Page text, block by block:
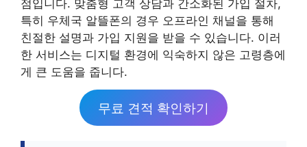
점입니다. 맞춤형 고객 상담과 간소화된 가입 절차,
특히 우체국 알뜰폰의 경우 오프라인 채널을 통해
친절한 설명과 가입 지원을 받을 수 있습니다. 이러
한 서비스는 디지털 환경에 익숙하지 않은 고령층에
게 큰 도움을 줍니다.
무료 견적 확인하기